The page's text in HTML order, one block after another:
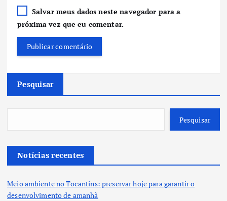
Salvar meus dados neste navegador para a
próxima vez que eu comentar.
Pesquisar
Pesquisar
Notícias recentes
Meio ambiente no Tocantins: preservar hoje para garantir o
desenvolvimento de amanhã